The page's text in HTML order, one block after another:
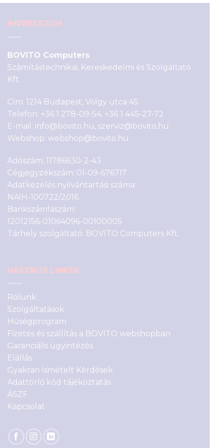
IMPRESSZUM
BOVITO Computers
Számítástechnikai, Kereskedelmi és Szolgáltató
Kft.
Cím: 1214 Budapest, Völgy utca 45.
Telefon: +36 1 278-09-54, +36 1 445-27-72
E-mail: info@bovito.hu, szerviz@bovito.hu
Webshop: webshop@bovito.hu
Adószám: 11786630-2-43
Cégjegyzékszám: 01-09-676717
Adatkezelés nyilvántartási száma:
NAIH-100722/2016.
Bankszámlaszám:
12012156-01064096-00100005
Tárhely szolgáltató: BOVITO Computers Kft.
HASZNOS LINKEK
Rólunk
Szolgáltatások
Hűségprogram
Fizetés és szállítás a BOVITO webshopban
Garanciális ügyintézés
Elállás
Gyakran Ismételt Kérdések
Adattörlő kód tájékoztatás
ÁSZF
Kapcsolat